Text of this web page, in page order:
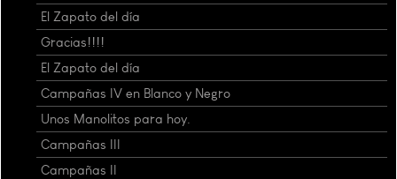
El Zapato del día
Gracias!!!!
El Zapato del día
Campañas IV en Blanco y Negro
Unos Manolitos para hoy.
Campañas III
Campañas II